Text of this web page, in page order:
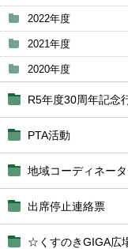
2022年度
2021年度
2020年度
R5年度30周年記念
PTA活動
地域コーディネー
出席停止連絡票
☆くすのきGIGA広